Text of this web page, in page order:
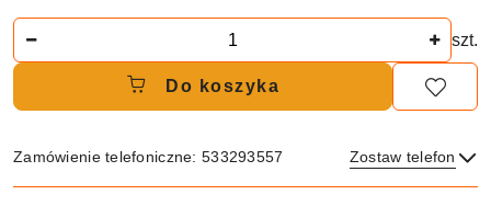
szt.
Do koszyka
Zamówienie telefoniczne: 533293557 Zostaw telefon